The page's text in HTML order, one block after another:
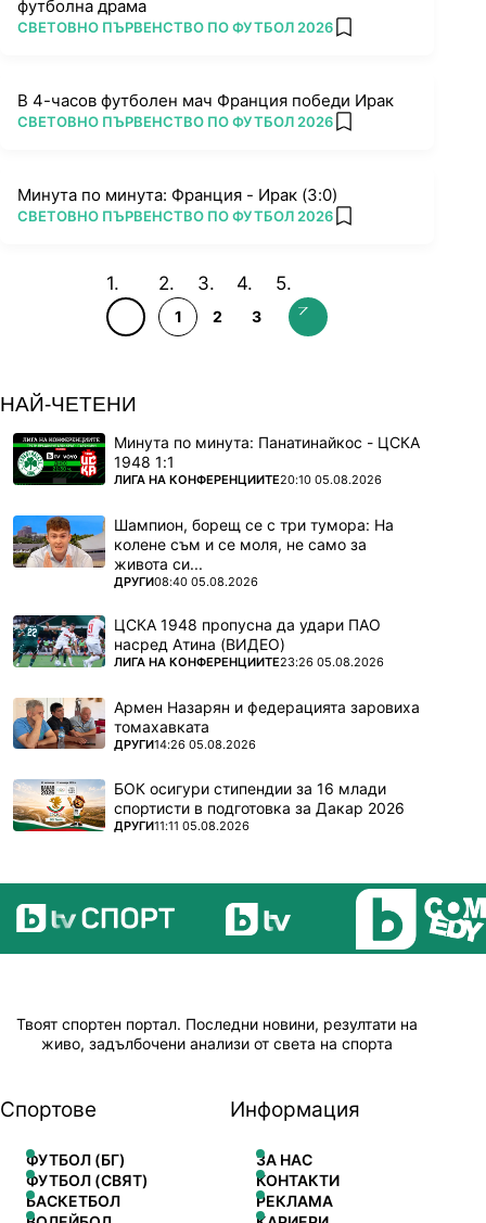
футболна драма
ПОВЕЧЕ ОТ
СВЕТОВНО ПЪРВЕНСТВО ПО ФУТБОЛ 2026 add favorites
В 4-часов футболен мач Франция победи Ирак
ПОВЕЧЕ ОТ
СВЕТОВНО ПЪРВЕНСТВО ПО ФУТБОЛ 2026 add favorites
Минута по минута: Франция - Ирак (3:0)
ПОВЕЧЕ ОТ
СВЕТОВНО ПЪРВЕНСТВО ПО ФУТБОЛ 2026 add favorites
1 2 3
НАЙ-ЧЕТЕНИ
Минута по минута: Панатинайкос - ЦСКА
1948 1:1
ПОВЕЧЕ ОТ
ЛИГА НА КОНФЕРЕНЦИИТЕ20:10 05.08.2026
Шампион, борещ се с три тумора: На
колене съм и се моля, не само за
живота си...
ПОВЕЧЕ ОТ
ДРУГИ08:40 05.08.2026
ЦСКА 1948 пропусна да удари ПАО
насред Атина (ВИДЕО)
ПОВЕЧЕ ОТ
ЛИГА НА КОНФЕРЕНЦИИТЕ23:26 05.08.2026
Армен Назарян и федерацията заровиха
томахавката
ПОВЕЧЕ ОТ
ДРУГИ14:26 05.08.2026
БОК осигури стипендии за 16 млади
спортисти в подготовка за Дакар 2026
ПОВЕЧЕ ОТ
ДРУГИ11:11 05.08.2026
Твоят спортен портал. Последни новини, резултати на
живо, задълбочени анализи от света на спорта
Спортове
ФУТБОЛ (БГ)
ФУТБОЛ (СВЯТ)
БАСКЕТБОЛ
Информация
ЗА НАС
КОНТАКТИ
РЕКЛАМА